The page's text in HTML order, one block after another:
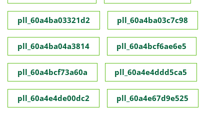
pll_60a4ba03321d2 pll_60a4ba03c7c98
pll_60a4ba04a3814 pll_60a4bcf6ae6e5
pll_60a4bcf73a60a pll_60a4e4ddd5ca5
pll_60a4e4de00dc2 pll_60a4e67d9e525